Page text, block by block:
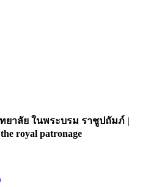
ยาลัย ในพระบรม ราชูปถัมภ์ |
royal patronage